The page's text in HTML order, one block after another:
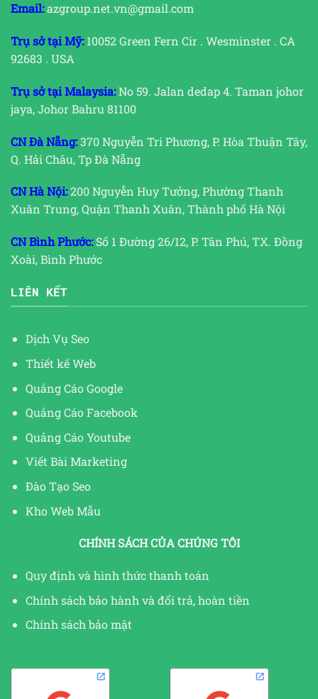
Email:azgroup.net.vn@gmail.com
Trụ sở tại Mỹ:10052 Green Fern Cir . Wesminster . CA
92683 . USA
Trụ sở tại Malaysia:No 59. Jalan dedap 4. Taman johor
jaya, Johor Bahru 81100
CN Đà Nẵng:370 Nguyễn Tri Phương, P. Hòa Thuận Tây,
Q. Hải Châu, Tp Đà Nẵng
CN Hà Nội:200 Nguyễn Huy Tưởng, Phường Thanh
Xuân Trung, Quận Thanh Xuân, Thành phố Hà Nội
CN Bình Phước:Số 1 Đường 26/12, P. Tân Phú, TX. Đồng
Xoài, Bình Phước
LIÊN KẾT
Dịch Vụ Seo
Thiết kế Web
Quảng Cáo Google
Quảng Cáo Facebook
Quảng Cáo Youtube
Viết Bài Marketing
Đào Tạo Seo
Kho Web Mẫu
CHÍNH SÁCH CỦA CHÚNG TÔI
Quy định và hình thức thanh toán
Chính sách bảo hành và đổi trả, hoàn tiền
Chính sách bảo mật